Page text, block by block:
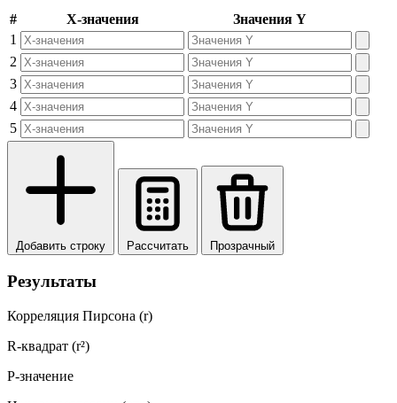
# X-значения
Значения Y
1
2
3
4
5
Добавить строку Рассчитать Прозрачный
Результаты
Корреляция Пирсона (r)
R-квадрат (r²)
P-значение